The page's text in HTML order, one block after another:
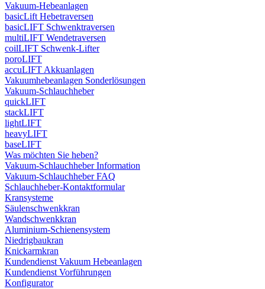
Vakuum-Hebeanlagen
basicLift Hebetraversen
basicLIFT Schwenktraversen
multiLIFT Wendetraversen
coilLIFT Schwenk-Lifter
poroLIFT
accuLIFT Akkuanlagen
Vakuumhebeanlagen Sonderlösungen
Vakuum-Schlauchheber
quickLIFT
stackLIFT
lightLIFT
heavyLIFT
baseLIFT
Was möchten Sie heben?
Vakuum-Schlauchheber Information
Vakuum-Schlauchheber FAQ
Schlauchheber-Kontaktformular
Kransysteme
Säulenschwenkkran
Wandschwenkkran
Aluminium-Schienensystem
Niedrigbaukran
Knickarmkran
Kundendienst Vakuum Hebeanlagen
Kundendienst Vorführungen
Konfigurator